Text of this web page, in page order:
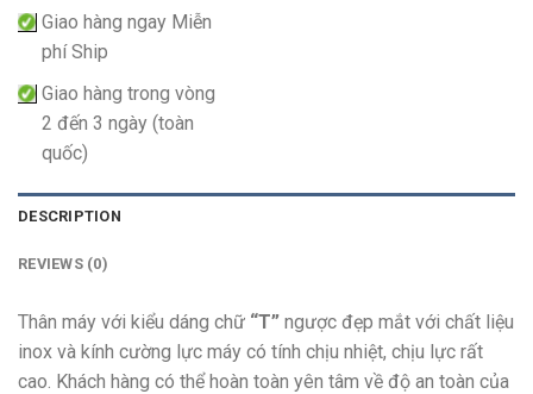
Giao hàng ngay Miễn
phí Ship
Giao hàng trong vòng
2 đến 3 ngày (toàn
quốc)
DESCRIPTION
REVIEWS (0)
Thân máy với kiểu dáng chữ “T” ngược đẹp mắt với chất liệu
inox và kính cường lực máy có tính chịu nhiệt, chịu lực rất
cao. Khách hàng có thể hoàn toàn yên tâm về độ an toàn của